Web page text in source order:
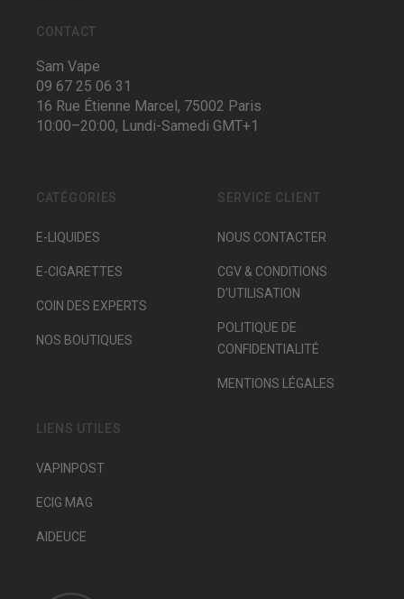
CONTACT
Sam Vape
09 67 25 06 31
16 Rue Étienne Marcel, 75002 Paris
10:00–20:00, Lundi-Samedi GMT+1
CATÉGORIES
E-LIQUIDES
E-CIGARETTES
COIN DES EXPERTS
NOS BOUTIQUES
SERVICE CLIENT
NOUS CONTACTER
CGV & CONDITIONS
D’UTILISATION
POLITIQUE DE
CONFIDENTIALITÉ
MENTIONS LÉGALES
LIENS UTILES
VAPINPOST
ECIG MAG
AIDEUCE